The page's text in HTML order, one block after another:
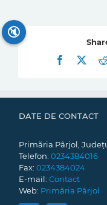
Facebook
DATE DE CONTACT
Primăria Pârjol,
Telefon: 0234384016
Fax: 0234384024
E-mail: Contact
Web: Primăria Pârjol
🔇